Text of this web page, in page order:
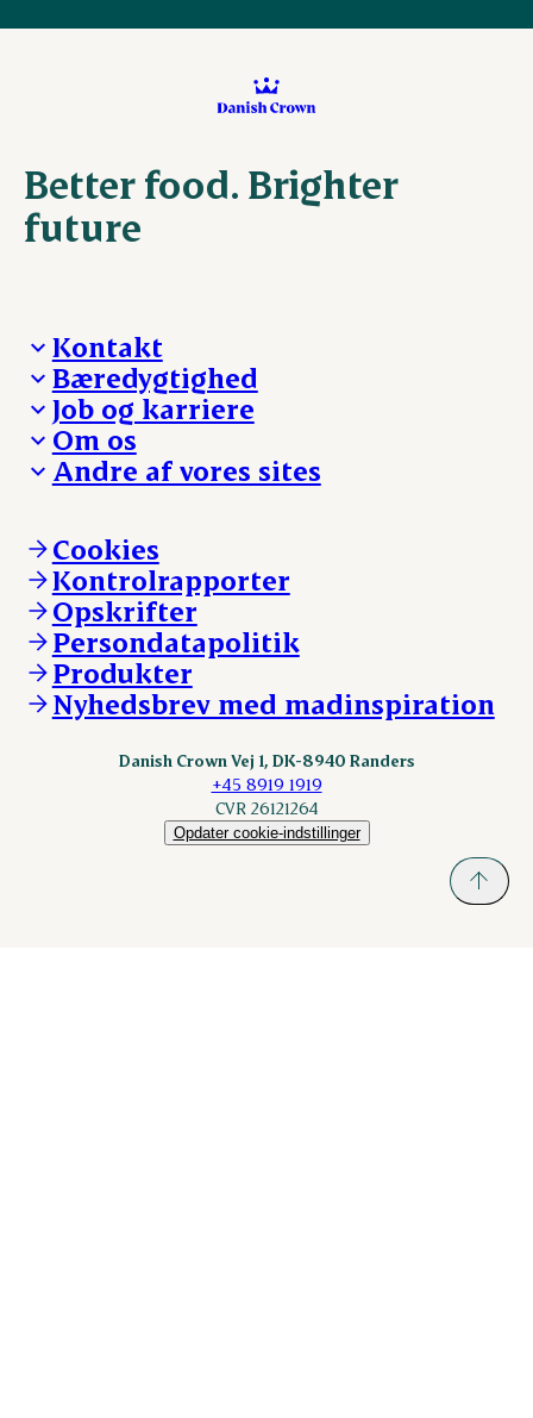
Better food. Brighter
future
Kontakt
Besøg Danish Crown
Presse og nyheder
Reklamationer
Whistleblower
Øvrige henvendelser
Bæredygtighed
Fra jord til bord
Hverdagen
Ansvarlighed og nøgletal
Job og karriere
Arbejd med os
Ledige stillinger
Om os
Hvem er vi
Vores resultater
Vores lokationer
Kontakt
Andre af vores sites
Andelsejere - kreatur
Danishcrownprofessional.com
DAT-Schaub.com
ESS-FOOD.com
Fonden Dansk Gastronomi
KLS.se
nordicspoor.com
Scanhide.dk
Cookies
Kontrolrapporter
Opskrifter
Persondatapolitik
Produkter
Nyhedsbrev med madinspiration
Danish Crown Vej 1, DK-8940 Randers
+45 8919 1919
CVR 26121264
Opdater cookie-indstillinger